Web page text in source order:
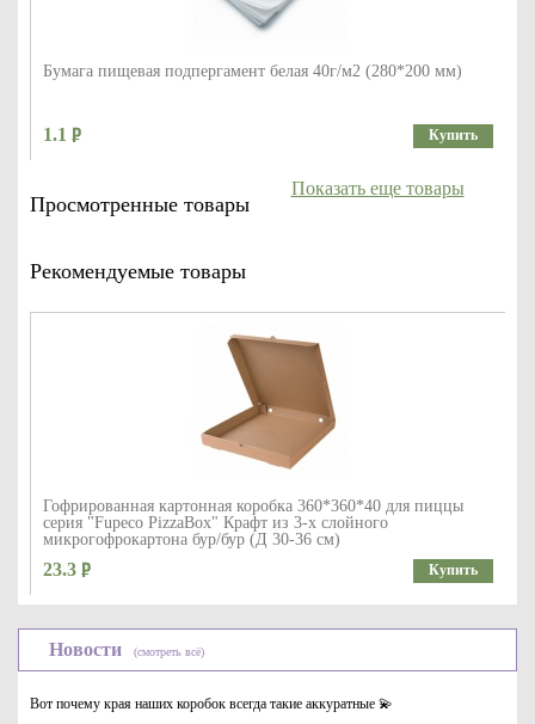
Бумага пищевая подпергамент белая 40г/м2 (280*200 мм)
1.1 Купить
Просмотренные товары
Рекомендуемые товары
Гофрированная картонная коробка 360*360*40 для пиццы
серия "Fupeco PizzaBox" Крафт из 3-х слойного
микрогофрокартона бур/бур (Д 30-36 см)
23.3 Купить
Показать еще товары
Новости (смотреть всё)
Вот почему края наших коробок всегда такие аккуратные 💫